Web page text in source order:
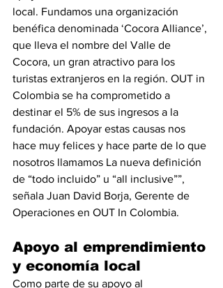
local. Fundamos una organización
benéfica denominada ‘Cocora Alliance’,
que lleva el nombre del Valle de
Cocora, un gran atractivo para los
turistas extranjeros en la región. OUT in
Colombia se ha comprometido a
destinar el 5% de sus ingresos a la
fundación. Apoyar estas causas nos
hace muy felices y hace parte de lo que
nosotros llamamos La nueva definición
de “todo incluido” u “all inclusive””,
señala Juan David Borja, Gerente de
Operaciones en OUT In Colombia.
Apoyo al emprendimiento
y economía local
Como parte de su apoyo al